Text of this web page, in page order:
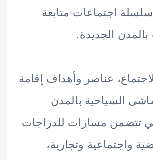
متابعة
عناصر وأهداف إقامة
بالمدن
مسارات للدراجات
وتجارية،